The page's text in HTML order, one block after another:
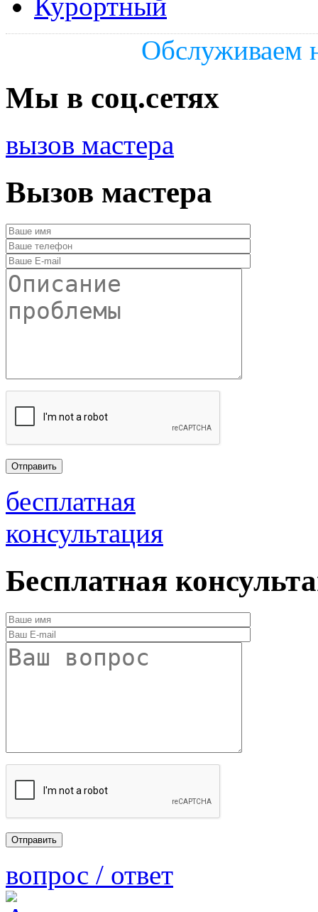
Обслуживаем
Мы в соц.сетях
вызов мастера
Вызов мастера
бесплатная
консультация
Бесплатная
вопрос / ответ